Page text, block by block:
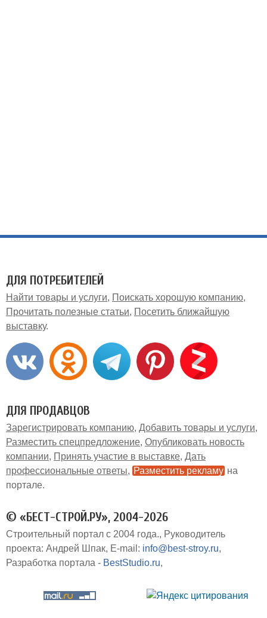
ДЛЯ ПОТРЕБИТЕЛЕЙ
Найти товары и услуги
Поискать хорошую компанию
Прочитать полезные статьи
Посетить ближайшую
выставку
ДЛЯ ПРОДАВЦОВ
Зарегистрировать компанию Добавить товары и услуги
Разместить спецпредложение Опубликовать новость
компании
Принять участие в выставке Дать
профессиональные ответы
Разместить рекламу на
портале
© «БЕСТ-СТРОЙ.РУ», 2004-2026
Строительный портал с 2004 года.
Руководитель
проекта: Андрей Шпак E-mail: info@best-stroy.ru
Разработка портала - BestStudio.ru